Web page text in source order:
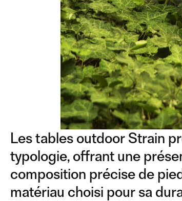
Les tables outdoor Strain
typologie, offrant une
composition précise de
matériau choisi pour sa